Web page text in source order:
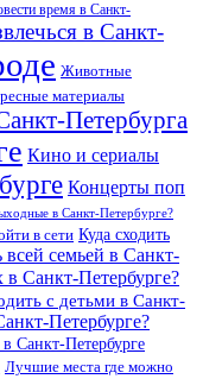
время в Санкт-
в Санкт-
Животные
материалы
Петербурга
Кино и сериалы
Концерты поп
в Санкт-Петербурге?
в сети Куда сходить
всей семьей в Санкт-
Санкт-Петербурге?
с детьми в Санкт-
Петербурге?
Санкт-Петербурге
Лучшие места где можно